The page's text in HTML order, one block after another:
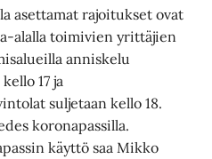
asettamat rajoitukset ovat
alalla toimivien yrittäjien
anniskelu
17 ja
suljetaan kello 18.
koronapassilla.
käyttö saa Mikko